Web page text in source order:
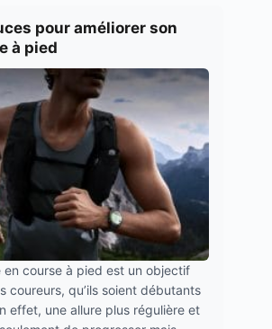
pour améliorer son
à pied
en course à pied est un objectif
coureurs, qu’ils soient débutants
effet, une allure plus régulière et